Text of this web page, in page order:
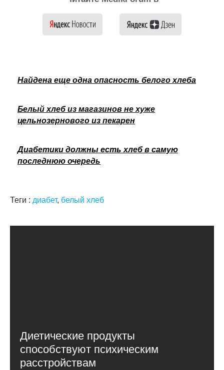
Найдена еще одна опасность белого хлеба
Белый хлеб из магазинов не хуже
цельнозернового из пекарен
Диабетики должны есть хлеб в самую
последнюю очередь
Теги : диабет, белый хлеб
Диетические продукты
способствуют психическим
расстройствам